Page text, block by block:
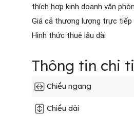
thích hợp kinh doanh văn
Giá cả thương lượng trực
Hình thức thuê lâu dài
Thông tin chi
Chiều ngang
Chiều dài